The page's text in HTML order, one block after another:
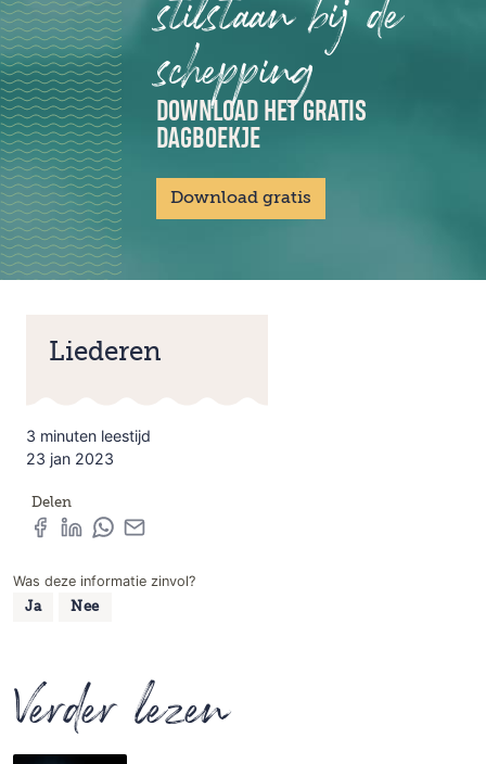
schepping
DOWNLOAD HET GRATIS
DAGBOEKJE
Download gratis
Liederen
3 minuten leestijd
23 jan 2023
Delen
Was deze informatie zinvol?
Ja Nee
Verder lezen